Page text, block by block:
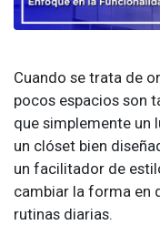
Cuando se trata de
pocos espacios son
que simplemente un
un clóset bien
un facilitador de
cambiar la forma en
rutinas diarias.